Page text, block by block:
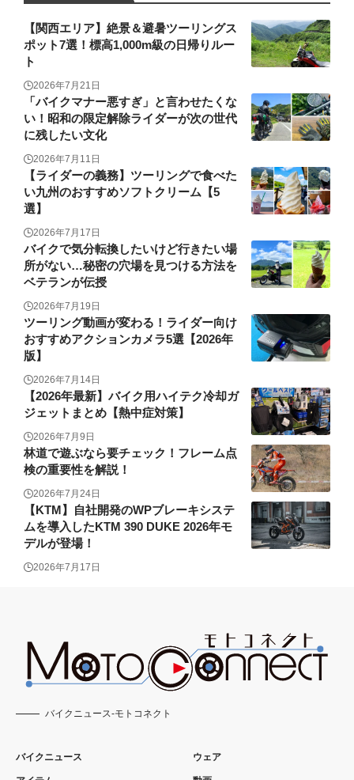
【関西エリア】絶景＆避暑ツーリングス
ポット7選！標高1,000m級の日帰りルー
ト
2026年7月21日
「バイクマナー悪すぎ」と言わせたくな
い！昭和の限定解除ライダーが次の世代
に残したい文化
2026年7月11日
【ライダーの義務】ツーリングで食べた
い九州のおすすめソフトクリーム【5
選】
2026年7月17日
バイクで気分転換したいけど行きたい場
所がない…秘密の穴場を見つける方法を
ベテランが伝授
2026年7月19日
ツーリング動画が変わる！ライダー向け
おすすめアクションカメラ5選【2026年
版】
2026年7月14日
【2026年最新】バイク用ハイテク冷却ガ
ジェットまとめ【熱中症対策】
2026年7月9日
林道で遊ぶなら要チェック！フレーム点
検の重要性を解説！
2026年7月24日
【KTM】自社開発のWPブレーキシステ
ムを導入したKTM 390 DUKE 2026年モ
デルが登場！
2026年7月17日
バイクニュース-モトコネクト
バイクニュース ウェア